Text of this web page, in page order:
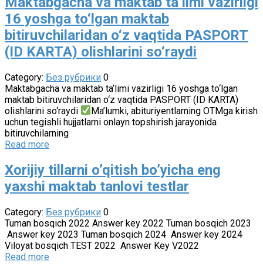
16 yoshga to‘lgan maktab
bitiruvchilaridan o‘z vaqtida PASPORT
(ID KARTA) olishlarini so‘raydi
Category: Без рубрики 0
Maktabgacha va maktab ta’limi vazirligi 16 yoshga to‘lgan
maktab bitiruvchilaridan o‘z vaqtida PASPORT (ID KARTA)
olishlarini so‘raydi
Ma’lumki, abituriyentlarning OTMga kirish
uchun tegishli hujjatlarni onlayn topshirish jarayonida
bitiruvchilarning
Read more
Xorijiy tillarni oʼqitish bo’yicha eng
yaxshi maktab tanlovi testlar
Category: Без рубрики 0
Tuman bosqich 2022 Answer key 2022 Tuman bosqich 2023
Answer key 2023 Tuman bosqich 2024 Answer key 2024
Viloyat bosqich TEST 2022 Answer Key V2022
Read more